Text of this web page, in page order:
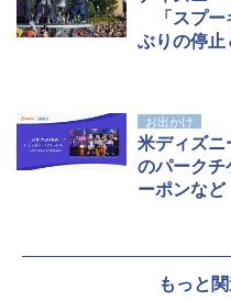
「スプー
ぶりの停止
お出かけ
米ディズ
のパークチ
ーポンなど
もっと